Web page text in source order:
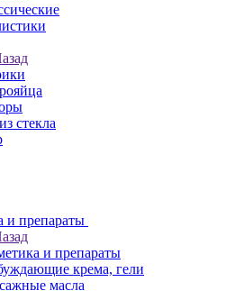
стекла
и препараты
и препараты
крема, гели
масла